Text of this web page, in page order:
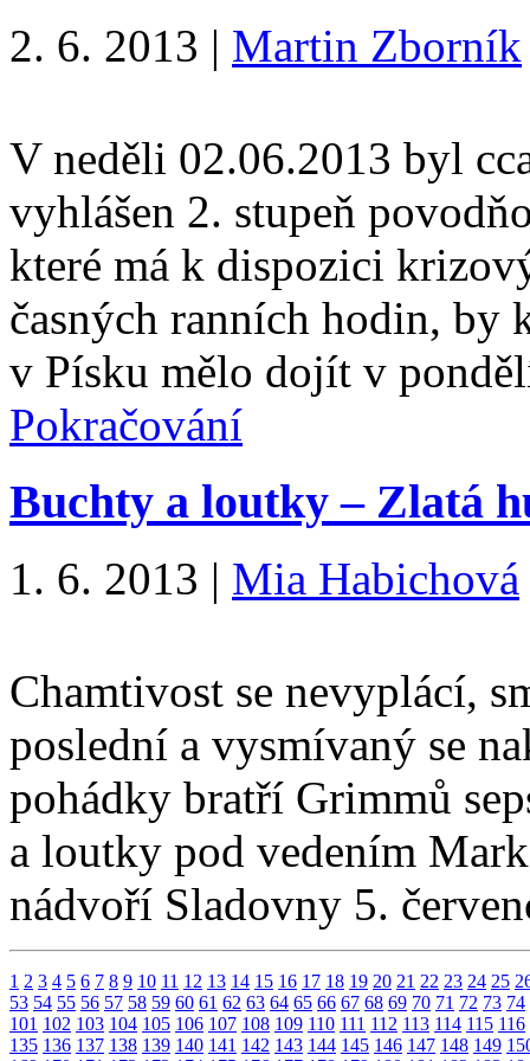
2. 6. 2013 | Martin Zborník
V neděli 02.06.2013 byl
vyhlášen 2. stupeň
které má k dispozici
časných ranních hodin,
v Písku mělo dojít v
Pokračování
Buchty a loutky – Zlatá
1. 6. 2013 | Mia Habichová
Chamtivost se nevyplácí,
poslední a vysmívaný se
pohádky bratří Grimmů
a loutky pod vedením
nádvoří Sladovny 5.
1 2 3 4 5 6 7 8 9 10 11 12 13 14 15 16 17 18 19 20 21 22 23 24 25
53 54 55 56 57 58 59 60 61 62 63 64 65 66 67 68 69 70 71 72 73 74
101 102 103 104 105 106 107 108 109 110 111 112 113 114 115 116
135 136 137 138 139 140 141 142 143 144 145 146 147 148 149